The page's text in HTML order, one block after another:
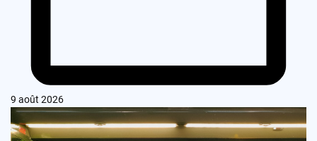
9 août 2026